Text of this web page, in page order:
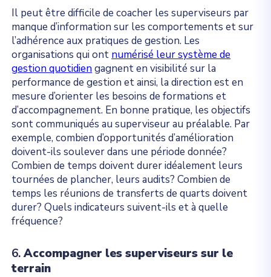
Il peut être difficile de coacher les superviseurs par
manque d’information sur les comportements et sur
l’adhérence aux pratiques de gestion. Les
organisations qui ont numérisé leur système de
gestion quotidiengagnent en visibilité sur la
performance de gestion et ainsi, la direction est en
mesure d’orienter les besoins de formations et
d’accompagnement. En bonne pratique, les objectifs
sont communiqués au superviseur au préalable. Par
exemple, combien d’opportunités d’amélioration
doivent-ils soulever dans une période donnée?
Combien de temps doivent durer idéalement leurs
tournées de plancher, leurs audits? Combien de
temps les réunions de transferts de quarts doivent
durer? Quels indicateurs suivent-ils et à quelle
fréquence?
6.Accompagner les superviseurs sur le
terrain